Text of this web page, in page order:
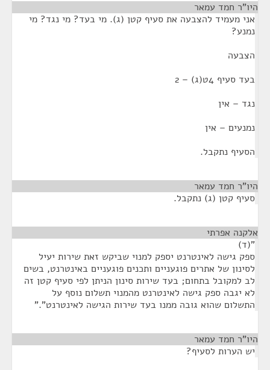
היו"ר חמד עמאר
אני מעמיד להצבעה את סעיף קטן (ג). מי בעד? מי נגד? מי
נמנע?
הצבעה
בעד סעיף 4ט(ג) – 2
נגד – אין
נמנעים – אין
הסעיף נתקבל.
היו"ר חמד עמאר
סעיף קטן (ג) נתקבל.
אלקנה אפרתי
"(ד)
ספק גישה לאינטרנט יספק למנוי שביקש זאת שירות יעיל
לסינון של אתרים פוגעניים ותכנים פוגעניים באינטרנט, בשים
לב למקובל בתחום; בעד שירות סינון הניתן לפי סעיף קטן זה
לא יגבה ספק גישה לאינטרנט מהמנוי תשלום נוסף על
התשלום שהוא גובה ממנו בעד שירות הגישה לאינטרנט"."
היו"ר חמד עמאר
יש הערות לסעיף?